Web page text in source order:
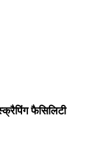
फैसिलिटी